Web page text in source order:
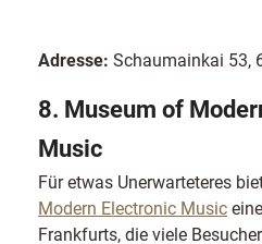
Adresse: Schaumainkai 53,
8. Museum of
Music
Für etwas Unerwarteteres
Modern Electronic Music
Frankfurts, die viele